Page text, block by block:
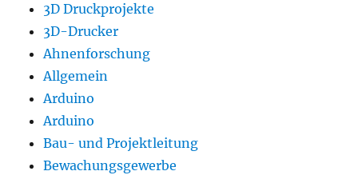
3D Druckprojekte
3D-Drucker
Ahnenforschung
Allgemein
Arduino
Arduino
Bau- und Projektleitung
Bewachungsgewerbe